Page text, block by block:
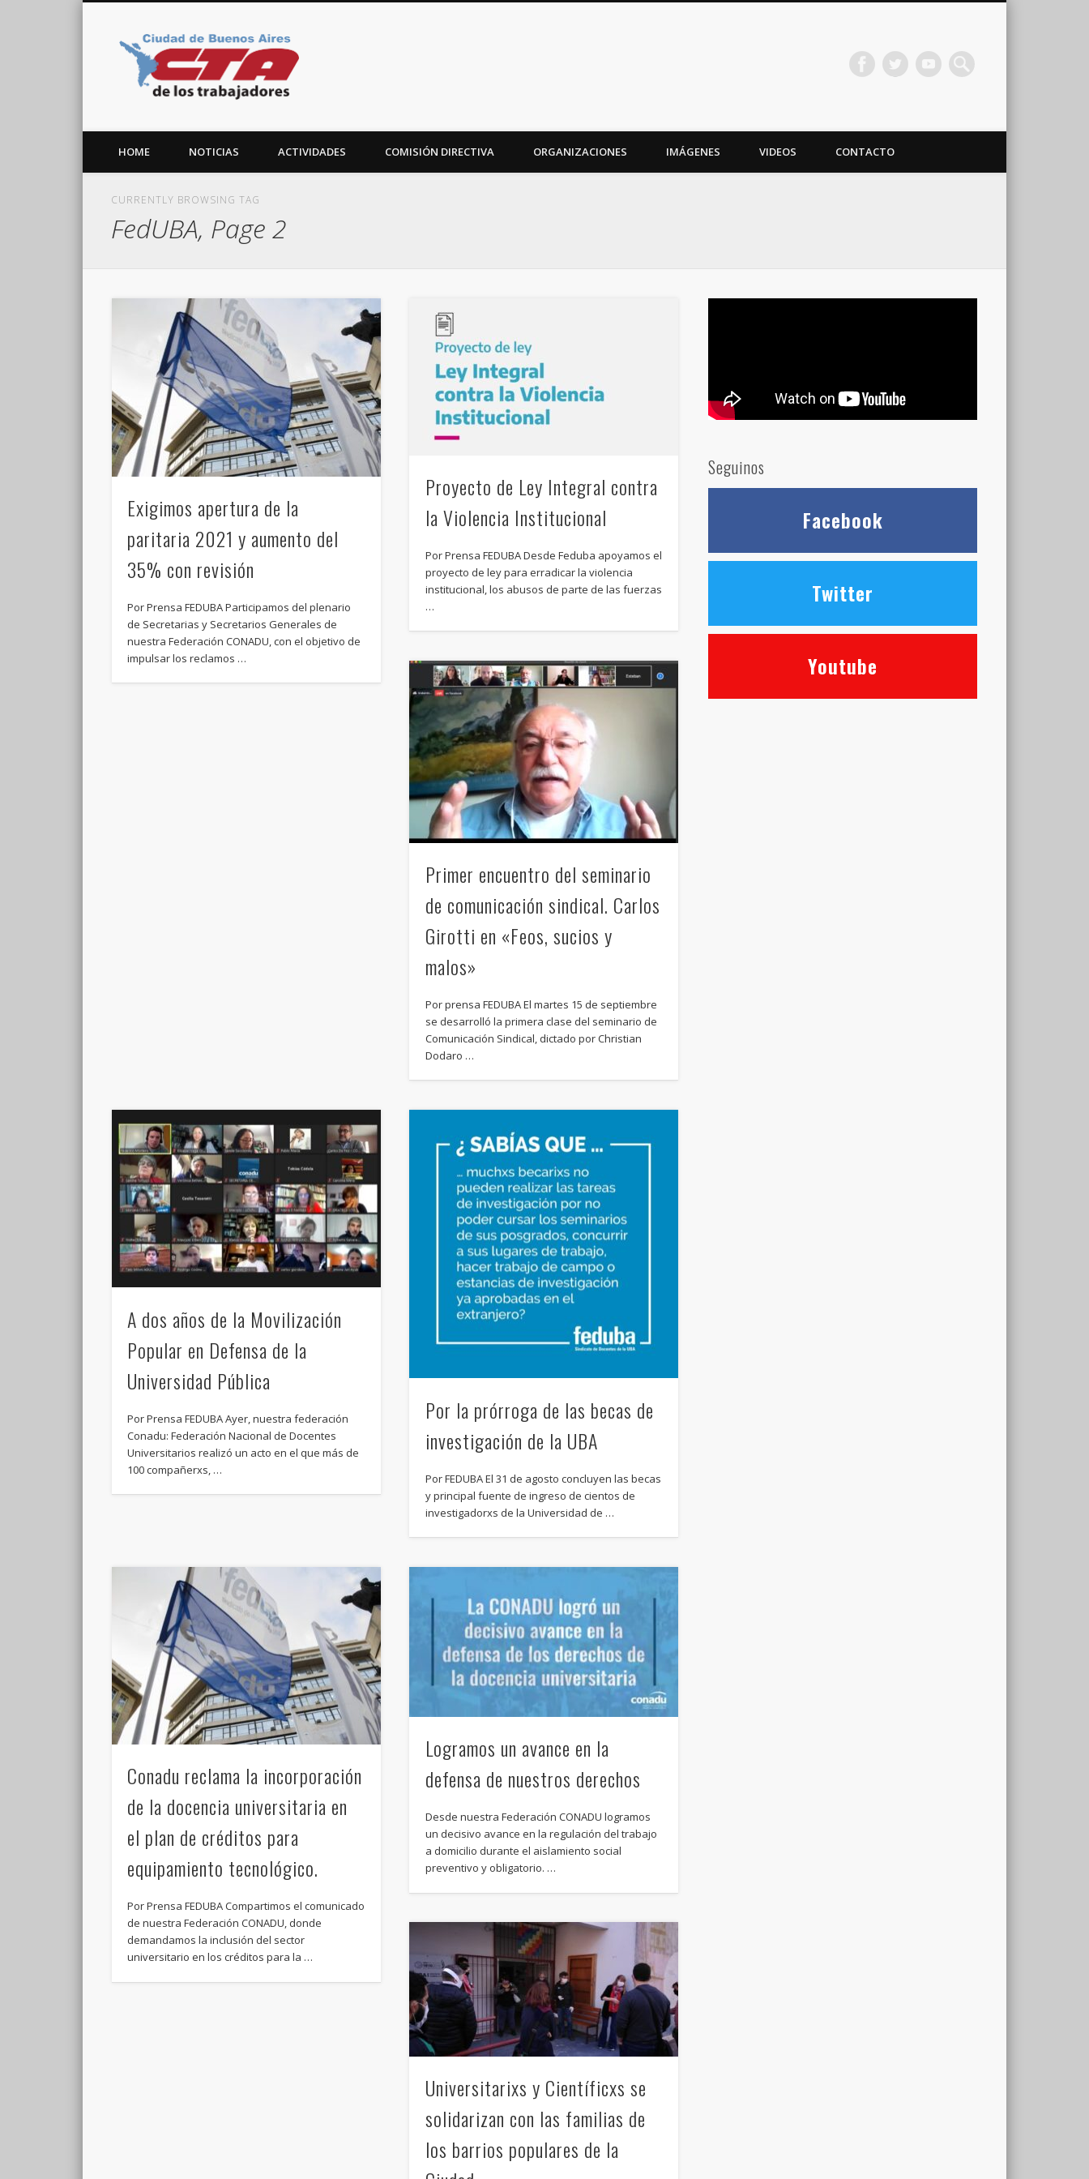
CTA Ciudad
Vimeo
HOME NOTICIAS ACTIVIDADES COMISIÓN DIRECTIVA ORGANIZACIONES IMÁGENES VIDEOS CONTACTO
CURRENTLY BROWSING TAG
FedUBA, Page 2
Exigimos apertura de la
paritaria 2021 y aumento del
35% con revisión
Por Prensa FEDUBA Participamos del plenario
de Secretarias y Secretarios Generales de
nuestra Federación CONADU, con el objetivo de
impulsar los reclamos …
Proyecto de Ley Integral contra
la Violencia Institucional
Por Prensa FEDUBA Desde Feduba apoyamos el
proyecto de ley para erradicar la violencia
institucional, los abusos de parte de las fuerzas
…
Primer encuentro del seminario
de comunicación sindical. Carlos
Girotti en «Feos, sucios y
malos»
Por prensa FEDUBA El martes 15 de septiembre
se desarrolló la primera clase del seminario de
Comunicación Sindical, dictado por Christian
Dodaro …
A dos años de la Movilización
Popular en Defensa de la
Universidad Pública
Por Prensa FEDUBA Ayer, nuestra federación
Conadu: Federación Nacional de Docentes
Universitarios realizó un acto en el que más de
100 compañerxs, …
Por la prórroga de las becas de
investigación de la UBA
Por FEDUBA El 31 de agosto concluyen las becas
y principal fuente de ingreso de cientos de
investigadorxs de la Universidad de …
Conadu reclama la incorporación
de la docencia universitaria en
el plan de créditos para
equipamiento tecnológico.
Por Prensa FEDUBA Compartimos el comunicado
de nuestra Federación CONADU, donde
demandamos la inclusión del sector
universitario en los créditos para la …
Logramos un avance en la
defensa de nuestros derechos
Desde nuestra Federación CONADU logramos
un decisivo avance en la regulación del trabajo
a domicilio durante el aislamiento social
preventivo y obligatorio. …
Universitarixs y Científicxs se
solidarizan con las familias de
los barrios populares de la
Seguinos
Facebook
Twitter
Youtube